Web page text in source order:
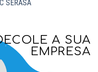
SERASA
A SUA
EMPRESA